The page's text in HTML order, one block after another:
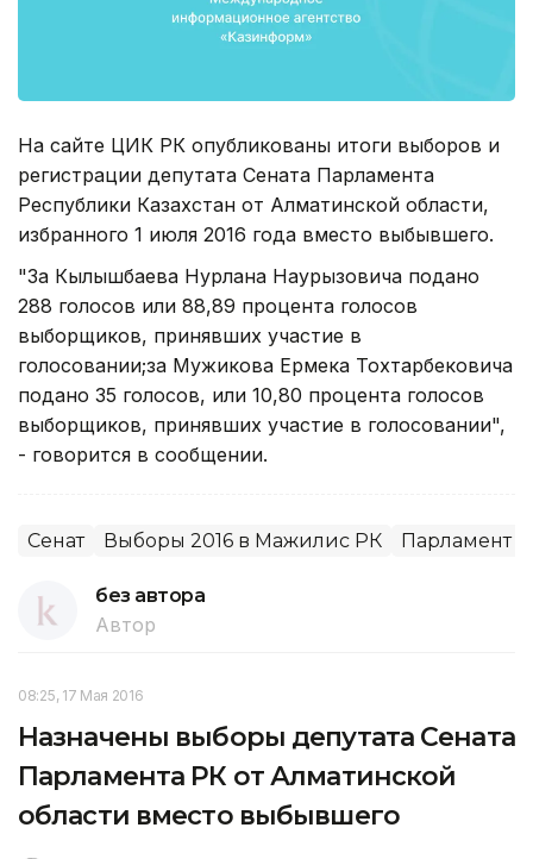
На сайте ЦИК РК опубликованы итоги выборов и
регистрации депутата Сената Парламента
Республики Казахстан от Алматинской области,
избранного 1 июля 2016 года вместо выбывшего.
"За Кылышбаева Нурлана Наурызовича подано
288 голосов или 88,89 процента голосов
выборщиков, принявших участие в
голосовании;за Мужикова Ермека Тохтарбековича
подано 35 голосов, или 10,80 процента голосов
выборщиков, принявших участие в голосовании",
- говорится в сообщении.
Сенат Выборы 2016 в Мажилис РК Парламент
без автора
Автор
08:25, 17 Мая 2016
Назначены выборы депутата Сената
Парламента РК от Алматинской
области вместо выбывшего